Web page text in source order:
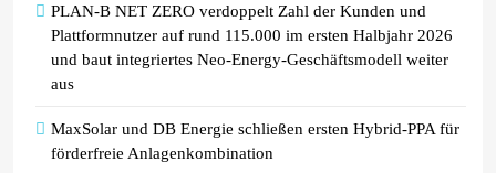
PLAN-B NET ZERO verdoppelt Zahl der Kunden und
Plattformnutzer auf rund 115.000 im ersten Halbjahr 2026
und baut integriertes Neo-Energy-Geschäftsmodell weiter
aus
MaxSolar und DB Energie schließen ersten Hybrid-PPA für
förderfreie Anlagenkombination